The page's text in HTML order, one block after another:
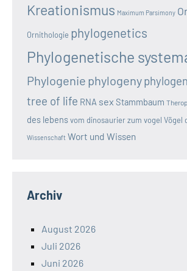
Kreationismus Maximum Parsimony
Ornithologie phylogenetics
Phylogenetische
Phylogenie phylogeny
tree of life RNA sex Stammbaum
des lebensvom dinosaurier zum vogel Vögel
Wissenschaft Wort und Wissen
Archiv
August 2026
Juli 2026
Juni 2026